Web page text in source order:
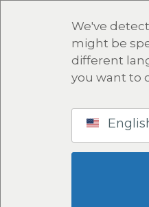
We've
might be
different
you want to